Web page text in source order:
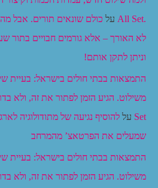
.All Set
על כולם שונאים תורים. אבל
לא האורך – אלא גורמים חבויים בתור
וניתן לתקן אותם!
התמצאות בבתי חולים בישראל: בעיית
Set על להוסיף נגיעה של מתודולוגיה
שמעלים את הפרטאצ’ מהמרחב
התמצאות בבתי חולים בישראל: בעיית